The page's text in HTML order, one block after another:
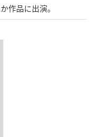
作品に出演。